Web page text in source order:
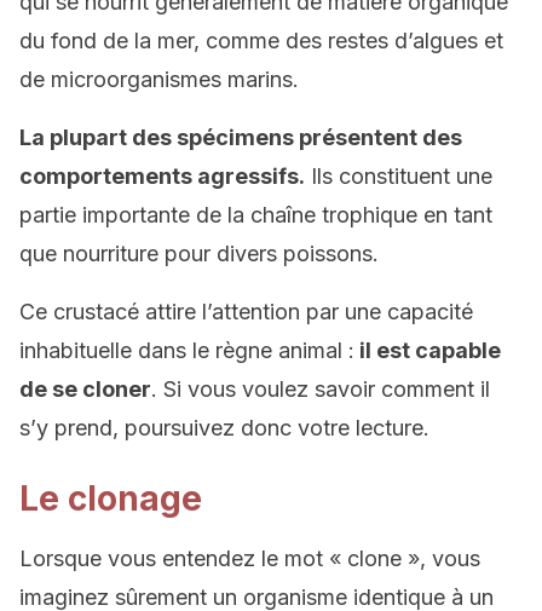
du fond de la mer, comme des restes d’algues et
de microorganismes marins.
La plupart des spécimens présentent des
comportements agressifs. Ils constituent une
partie importante de la chaîne trophique en tant
que nourriture pour divers poissons.
Ce crustacé attire l’attention par une capacité
inhabituelle dans le règne animal : il est capable
de se cloner. Si vous voulez savoir comment il
s’y prend, poursuivez donc votre lecture.
Le clonage
Lorsque vous entendez le mot « clone », vous
imaginez sûrement un organisme identique à un